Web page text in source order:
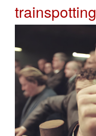
trainspotting